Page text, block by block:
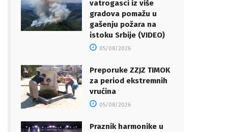
vatrogasci iz više
gradova pomažu u
gašenju požara na
istoku Srbije (VIDEO)
05/08/2026
Preporuke ZZJZ TIMOK
za period ekstremnih
vrućina
05/08/2026
Praznik harmonike u